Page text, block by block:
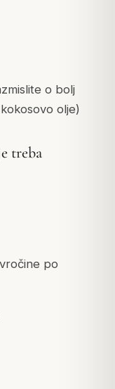
o bolj
olje)
treba
po